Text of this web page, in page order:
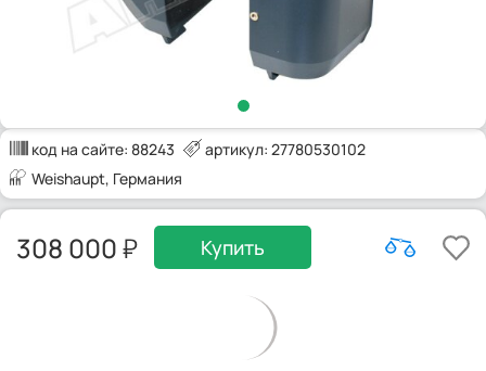
код на сайте: 88243
артикул: 27780530102
Weishaupt, Германия
308 000 Купить